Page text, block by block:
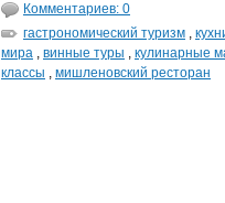
Комментариев: 0
гастрономический туризм ,
мира , винные туры , кулинарные
классы , мишленовский ресторан